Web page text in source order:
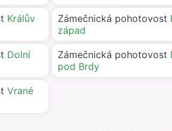
Králův
Zámečnická pohotovost
západ
Dolní
Zámečnická pohotovost
pod Brdy
Vrané